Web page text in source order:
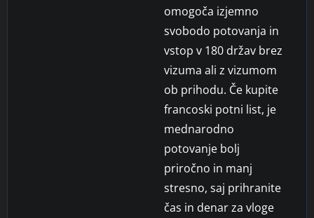
omogoča izjemno
svobodo potovanja in
vstop v 180 držav brez
vizuma ali z vizumom
ob prihodu. Če kupite
francoski potni list, je
mednarodno
potovanje bolj
priročno in manj
stresno, saj prihranite
čas in denar za vloge